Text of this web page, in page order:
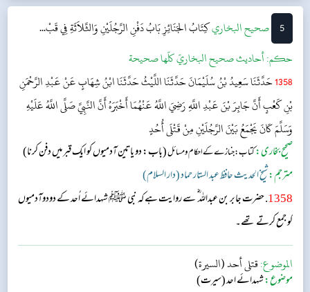
5 ‌‌صحيح البخاريكِتَابُ الجَنَائِزِبَابُ دَفْنِ الرَّجُلَيْنِ وَالثَّلاَثَةِ فِي قَبْ...
حکم:أحاديث صحيح البخاريّ كلّها صحيحة
1358حَدَّثَنَا سَعِيدُ بْنُ سُلَيْمَانَ حَدَّثَنَا اللَّيْثُ حَدَّثَنَا ابْنُ شِهَابٍ عَنْ عَبْدِ الرَّحْمَنِ
بْنِ كَعْبٍ أَنَّ جَابِرَ بْنَ عَبْدِ اللَّهِ رَضِيَ اللَّهُ عَنْهُمَا أَخْبَرَهُ أَنَّ النَّبِيَّ صَلَّى اللَّهُ عَلَيْهِ
وَسَلَّمَ كَانَ يَجْمَعُ بَيْنَ الرَّجُلَيْنِ مِنْ قَتْلَى أُحُدٍ
صحیح بخاری:کتاب: جنازے کے احکام و مسائل(باب: دو یاتین آدمیوں کو ایک قبر میں دفن کرنا)
مترجم:شیخ الحدیث حافظ عبد الستار حماد (دار السلام)
1358 . حضرت جابر بن عبداللہ ؓ سے روایت ہے کہ نبی ﷺ شہدائے اُحد کے دودوآدمیوں
کو جمع کرتے تھے۔
الموضوع:قتلى أحد (السيرة)
موضوع:شہدائے احد (سیرت)